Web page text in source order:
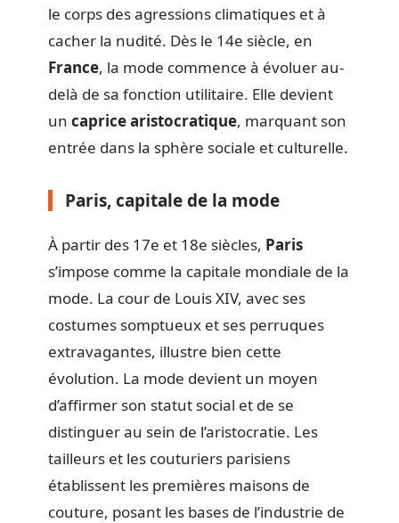
le corps des agressions climatiques et à
cacher la nudité. Dès le 14e siècle, en
France, la mode commence à évoluer au-
delà de sa fonction utilitaire. Elle devient
un caprice aristocratique, marquant son
entrée dans la sphère sociale et culturelle.
Paris, capitale de la mode
À partir des 17e et 18e siècles, Paris
s’impose comme la capitale mondiale de la
mode. La cour de Louis XIV, avec ses
costumes somptueux et ses perruques
extravagantes, illustre bien cette
évolution. La mode devient un moyen
d’affirmer son statut social et de se
distinguer au sein de l’aristocratie. Les
tailleurs et les couturiers parisiens
établissent les premières maisons de
couture, posant les bases de l’industrie de